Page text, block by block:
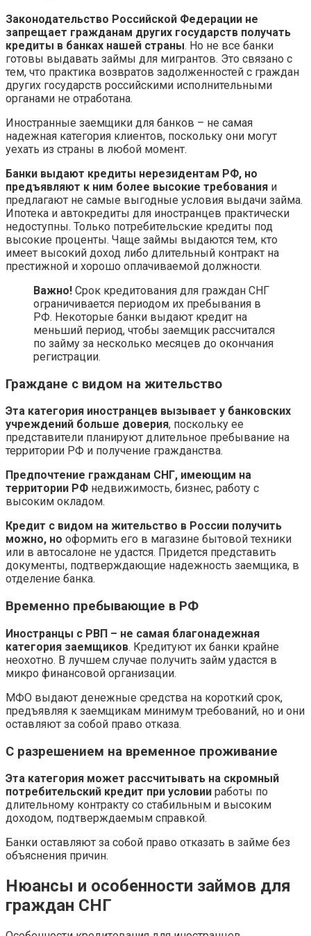
Законодательство Российской Федерации не
запрещает гражданам других государств получать
кредиты в банках нашей страны. Но не все банки
готовы выдавать займы для мигрантов. Это связано с
тем, что практика возвратов задолженностей с граждан
других государств российскими исполнительными
органами не отработана.
Иностранные заемщики для банков – не самая
надежная категория клиентов, поскольку они могут
уехать из страны в любой момент.
Банки выдают кредиты нерезидентам РФ, но
предъявляют к ним более высокие требования и
предлагают не самые выгодные условия выдачи займа.
Ипотека и автокредиты для иностранцев практически
недоступны. Только потребительские кредиты под
высокие проценты. Чаще займы выдаются тем, кто
имеет высокий доход либо длительный контракт на
престижной и хорошо оплачиваемой должности.
Важно! Срок кредитования для граждан СНГ
ограничивается периодом их пребывания в
РФ. Некоторые банки выдают кредит на
меньший период, чтобы заемщик рассчитался
по займу за несколько месяцев до окончания
регистрации.
Граждане с видом на жительство
Эта категория иностранцев вызывает у банковских
учреждений больше доверия, поскольку ее
представители планируют длительное пребывание на
территории РФ и получение гражданства.
Предпочтение гражданам СНГ, имеющим на
территории РФ недвижимость, бизнес, работу с
высоким окладом.
Кредит с видом на жительство в России получить
можно, но оформить его в магазине бытовой техники
или в автосалоне не удастся. Придется представить
документы, подтверждающие надежность заемщика, в
отделение банка.
Временно пребывающие в РФ
Иностранцы с РВП – не самая благонадежная
категория заемщиков. Кредитуют их банки крайне
неохотно. В лучшем случае получить займ удастся в
микро финансовой организации.
МФО выдают денежные средства на короткий срок,
предъявляя к заемщикам минимум требований, но и они
оставляют за собой право отказа.
С разрешением на временное проживание
Эта категория может рассчитывать на скромный
потребительский кредит при условии работы по
длительному контракту со стабильным и высоким
доходом, подтверждаемым справкой.
Банки оставляют за собой право отказать в займе без
объяснения причин.
Нюансы и особенности займов для
граждан СНГ